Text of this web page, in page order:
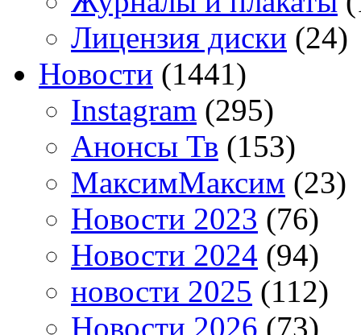
Лицензия диски (24)
Новости (1441)
Instagram (295)
Анонсы Тв (153)
МаксимМаксим (23)
Новости 2023 (76)
Новости 2024 (94)
новости 2025 (112)
Новости 2026 (73)